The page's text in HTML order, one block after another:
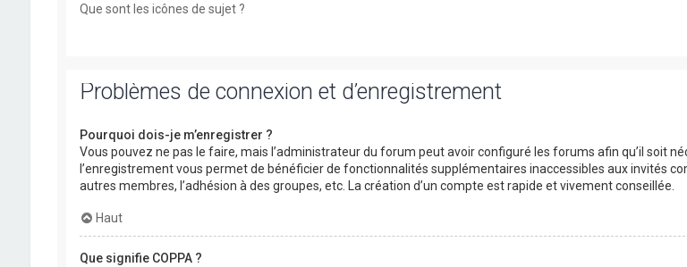
Que sont les icônes de sujet ?
Problèmes de connexion et d’enregistrement
Pourquoi dois-je m’enregistrer ?
Vous pouvez ne pas le faire, mais l’administrateur du forum peut avoir configuré les forums afin qu’il soit
l’enregistrement vous permet de bénéficier de fonctionnalités supplémentaires inaccessibles aux invités
autres membres, l’adhésion à des groupes, etc. La création d’un compte est rapide et vivement conseillée.
Haut
Que signifie COPPA ?